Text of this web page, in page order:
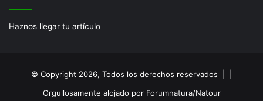
Haznos llegar tu artículo
© Copyright 2026, Todos los derechos reservados | |
Orgullosamente alojado por Forumnatura/Natour